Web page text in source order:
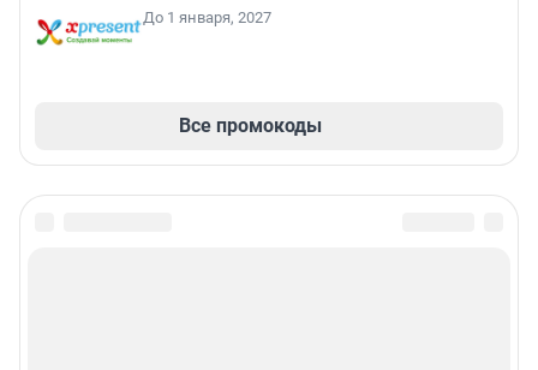
До 1 января, 2027
Все промокоды